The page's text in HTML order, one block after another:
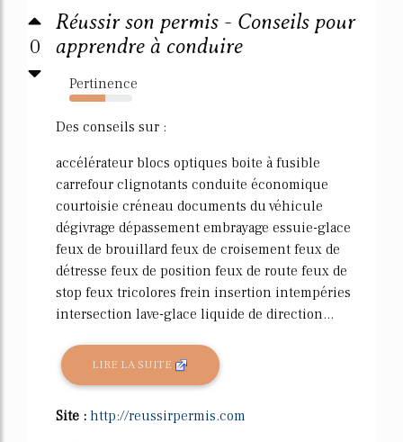
0
Réussir son permis - Conseils pour
apprendre à conduire
Pertinence
57%
Des conseils sur :
accélérateur blocs optiques boite à fusible
carrefour clignotants conduite économique
courtoisie créneau documents du véhicule
dégivrage dépassement embrayage essuie-glace
feux de brouillard feux de croisement feux de
détresse feux de position feux de route feux de
stop feux tricolores frein insertion intempéries
intersection lave-glace liquide de direction...
LIRE LA SUITE
Site : http://reussirpermis.com